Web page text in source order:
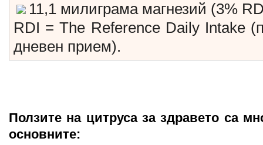
11,1 милиграма магнезий (3%
RDI = The Reference Daily Intake
дневен прием).
Ползите на цитруса за здравето са
основните: